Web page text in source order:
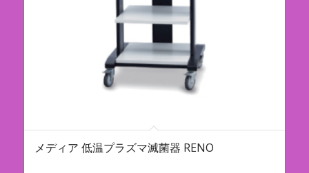
メディア 低温プラズマ滅菌器 RENO